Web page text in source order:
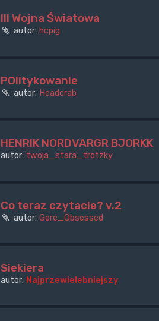
III Wojna Światowa
autor: hcpig
POlitykowanie
autor: Headcrab
HENRIK NORDVARGR BJORKK
autor: twoja_stara_trotzky
Co teraz czytacie? v.2
autor: Gore_Obsessed
Siekiera
autor: Najprzewielebniejszy